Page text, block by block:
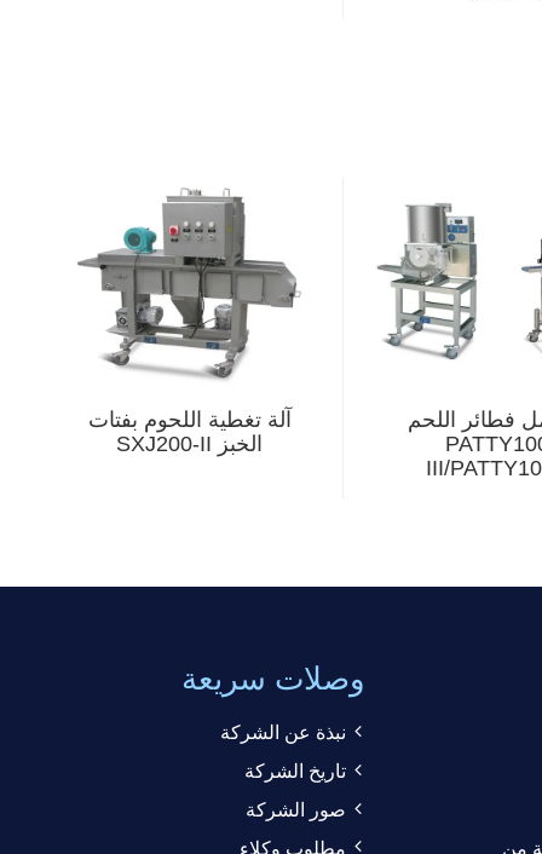
فطائر اللحم
III/
آلة تغطية اللحوم بفتات
الخبز SXJ200-II
من
وصلات سريعة
نبذة عن الشركة
تاريخ الشركة
صور الشركة
مطلوب وكلاء